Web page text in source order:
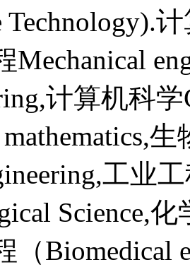
Technology).
Mechanical
计算机科
工业
Science,
（Biomedical